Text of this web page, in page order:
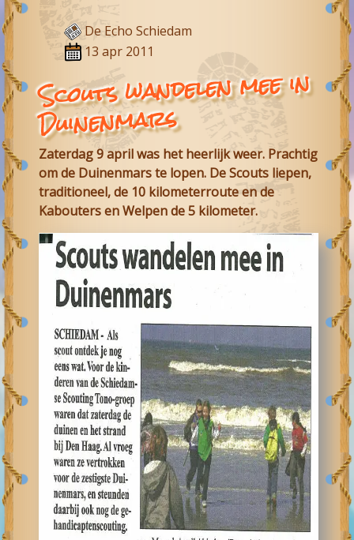
De Echo Schiedam
13 apr 2011
Scouts wandelen mee in
Duinenmars
Zaterdag 9 april was het heerlijk weer. Prachtig
om de Duinenmars te lopen. De Scouts liepen,
traditioneel, de 10 kilometerroute en de
Kabouters en Welpen de 5 kilometer.